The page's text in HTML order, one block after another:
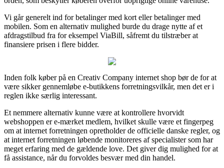
Vi går generelt ind for betalinger med kort eller betalinger med
mobilen. Som en alternativ mulighed burde du drage nytte af et
afdragstilbud fra for eksempel ViaBill, såfremt du tilstræber at
finansiere prisen i flere bidder.
Inden folk køber på en Creativ Company internet shop bør de for at
være sikker gennemløbe e-butikkens forretningsvilkår, men det er i
reglen ikke særlig interessant.
Et nemmere alternativ kunne være at kontrollere hvorvidt
webshoppen er e-mærket medlem, hvilket skulle være et fingerpeg
om at internet forretningen opretholder de officielle danske regler, og
at internet forretningen løbende monitoreres af specialister som har
meget erfaring med de gældende love. Det giver dig mulighed for at
få assistance, når du forvoldes besvær med din handel.